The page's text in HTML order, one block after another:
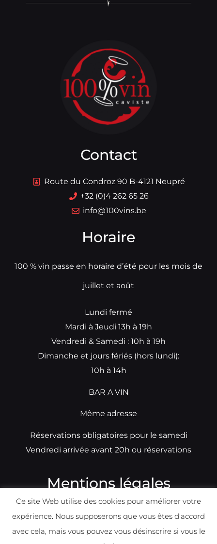
Contact
Route du Condroz 90 B-4121 Neupré
+32 (0)4 262 65 26
info@100vins.be
Horaire
100 % vin passe en horaire d’été pour les mois de
juillet et août
Lundi fermé
Mardi à Jeudi 13h à 19h
Vendredi & Samedi : 10h à 19h
Dimanche et jours fériés (hors lundi):
10h à 14h
BAR A VIN
Même adresse
Réservations obligatoires pour le samedi
Vendredi arrivée avant 20h ou réservations
Mentions légales
Ce site Web utilise des cookies pour améliorer votre
expérience. Nous supposerons que vous êtes d'accord
avec cela, mais vous pouvez vous désinscrire si vous le